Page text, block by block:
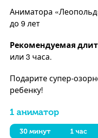
Аниматора
до 9 лет
Рекомендуемая
или 3 часа.
Подарите супер-
ребенку!
1 аниматор
30 минут 1 час